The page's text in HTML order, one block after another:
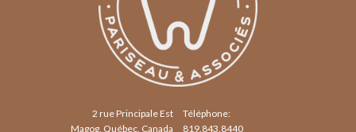
Téléphone:
819.843.8440
2 rue Principale Est
Magog, Québec, Canada